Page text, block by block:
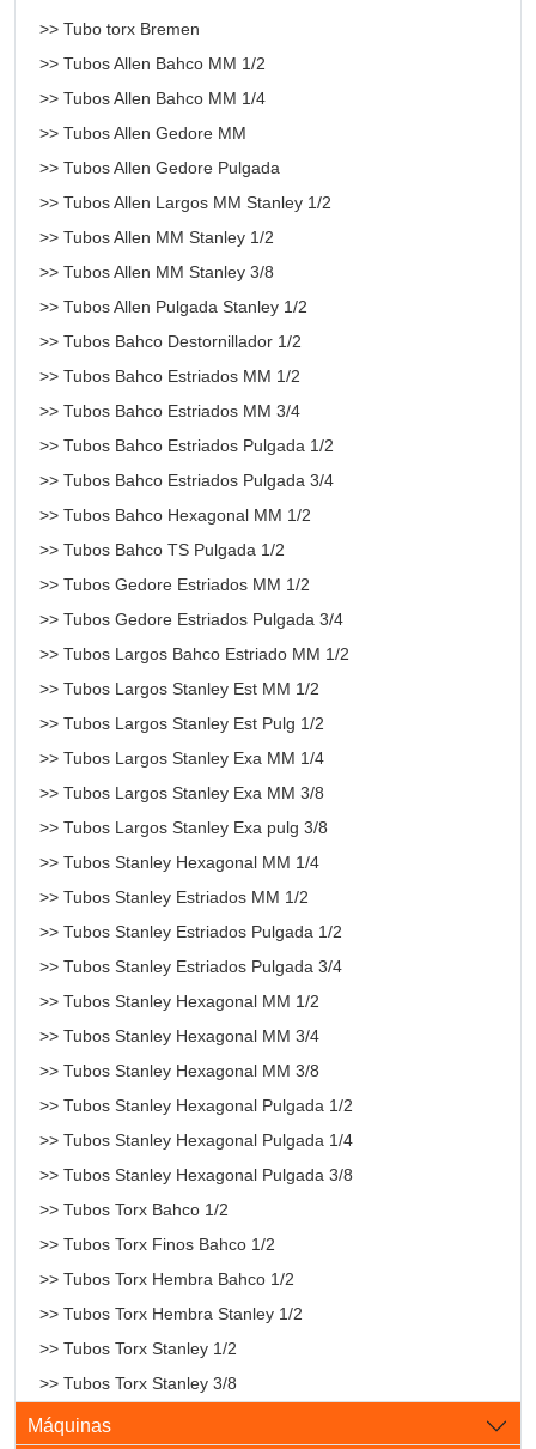
>> Tubo torx Bremen
>> Tubos Allen Bahco MM 1/2
>> Tubos Allen Bahco MM 1/4
>> Tubos Allen Gedore MM
>> Tubos Allen Gedore Pulgada
>> Tubos Allen Largos MM Stanley 1/2
>> Tubos Allen MM Stanley 1/2
>> Tubos Allen MM Stanley 3/8
>> Tubos Allen Pulgada Stanley 1/2
>> Tubos Bahco Destornillador 1/2
>> Tubos Bahco Estriados MM 1/2
>> Tubos Bahco Estriados MM 3/4
>> Tubos Bahco Estriados Pulgada 1/2
>> Tubos Bahco Estriados Pulgada 3/4
>> Tubos Bahco Hexagonal MM 1/2
>> Tubos Bahco TS Pulgada 1/2
>> Tubos Gedore Estriados MM 1/2
>> Tubos Gedore Estriados Pulgada 3/4
>> Tubos Largos Bahco Estriado MM 1/2
>> Tubos Largos Stanley Est MM 1/2
>> Tubos Largos Stanley Est Pulg 1/2
>> Tubos Largos Stanley Exa MM 1/4
>> Tubos Largos Stanley Exa MM 3/8
>> Tubos Largos Stanley Exa pulg 3/8
>> Tubos Stanley Hexagonal MM 1/4
>> Tubos Stanley Estriados MM 1/2
>> Tubos Stanley Estriados Pulgada 1/2
>> Tubos Stanley Estriados Pulgada 3/4
>> Tubos Stanley Hexagonal MM 1/2
>> Tubos Stanley Hexagonal MM 3/4
>> Tubos Stanley Hexagonal MM 3/8
>> Tubos Stanley Hexagonal Pulgada 1/2
>> Tubos Stanley Hexagonal Pulgada 1/4
>> Tubos Stanley Hexagonal Pulgada 3/8
>> Tubos Torx Bahco 1/2
>> Tubos Torx Finos Bahco 1/2
>> Tubos Torx Hembra Bahco 1/2
>> Tubos Torx Hembra Stanley 1/2
>> Tubos Torx Stanley 1/2
>> Tubos Torx Stanley 3/8
Máquinas